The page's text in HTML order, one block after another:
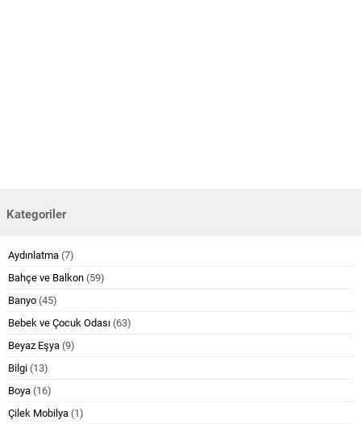
Kategoriler
Aydınlatma (7)
Bahçe ve Balkon (59)
Banyo (45)
Bebek ve Çocuk Odası (63)
Beyaz Eşya (9)
Bilgi (13)
Boya (16)
Çilek Mobilya (1)